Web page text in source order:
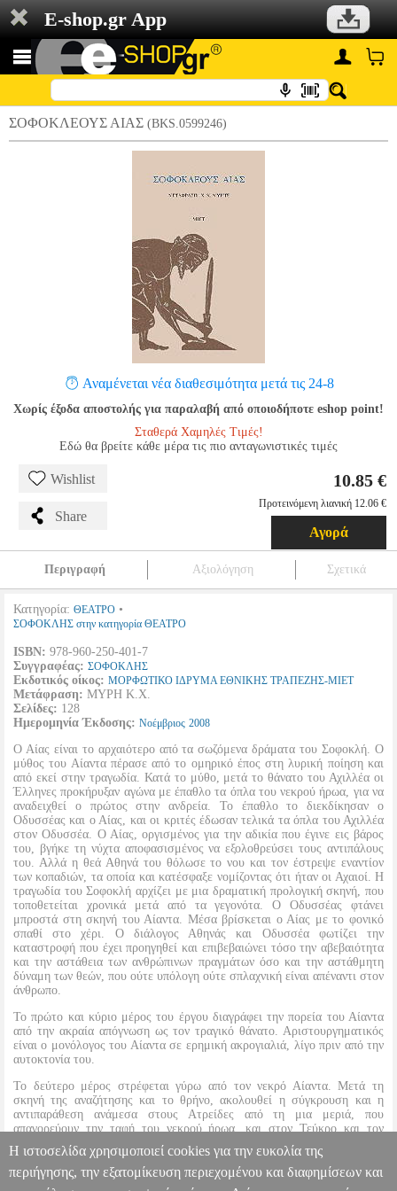
E-shop.gr App
ΣΟΦΟΚΛΕΟΥΣ ΑΙΑΣ (BKS.0599246)
Αναμένεται νέα διαθεσιμότητα μετά τις 24-8
Χωρίς έξοδα αποστολής για παραλαβή από οποιοδήποτε eshop point!
Σταθερά Χαμηλές Τιμές!
Εδώ θα βρείτε κάθε μέρα τις πιο ανταγωνιστικές τιμές
Wishlist
Share
10.85 €
Προτεινόμενη λιανική 12.06 €
Αγορά
Περιγραφή Αξιολόγηση Σχετικά
Κατηγορία: ΘΕΑΤΡΟ •
ΣΟΦΟΚΛΗΣ στην κατηγορία ΘΕΑΤΡΟ
ISBN: 978-960-250-401-7
Συγγραφέας: ΣΟΦΟΚΛΗΣ
Εκδοτικός οίκος: ΜΟΡΦΩΤΙΚΟ ΙΔΡΥΜΑ ΕΘΝΙΚΗΣ ΤΡΑΠΕΖΗΣ-ΜΙΕΤ
Μετάφραση: ΜΥΡΗ Κ.Χ.
Σελίδες: 128
Ημερομηνία Έκδοσης: Νοέμβριος 2008
Ο Αίας είναι το αρχαιότερο από τα σωζόμενα δράματα του Σοφοκλή. Ο
μύθος του Αίαντα πέρασε από το ομηρικό έπος στη λυρική ποίηση και
από εκεί στην τραγωδία. Κατά το μύθο, μετά το θάνατο του Αχιλλέα οι
Έλληνες προκήρυξαν αγώνα με έπαθλο τα όπλα του νεκρού ήρωα, για να
αναδειχθεί ο πρώτος στην ανδρεία. Το έπαθλο το διεκδίκησαν ο
Οδυσσέας και ο Αίας, και οι κριτές έδωσαν τελικά τα όπλα του Αχιλλέα
στον Οδυσσέα. Ο Αίας, οργισμένος για την αδικία που έγινε εις βάρος
του, βγήκε τη νύχτα αποφασισμένος να εξολοθρεύσει τους αντιπάλους
του. Αλλά η θεά Αθηνά του θόλωσε το νου και τον έστρεψε εναντίον
των κοπαδιών, τα οποία και κατέσφαξε νομίζοντας ότι ήταν οι Αχαιοί. Η
τραγωδία του Σοφοκλή αρχίζει με μια δραματική προλογική σκηνή, που
τοποθετείται χρονικά μετά από τα γεγονότα. Ο Οδυσσέας φτάνει
μπροστά στη σκηνή του Αίαντα. Μέσα βρίσκεται ο Αίας με το φονικό
σπαθί στο χέρι. Ο διάλογος Αθηνάς και Οδυσσέα φωτίζει την
καταστροφή που έχει προηγηθεί και επιβεβαιώνει τόσο την αβεβαιότητα
και την αστάθεια των ανθρώπινων πραγμάτων όσο και την αστάθμητη
δύναμη των θεών, που ούτε υπόλογη ούτε σπλαχνική είναι απέναντι στον
άνθρωπο.
Το πρώτο και κύριο μέρος του έργου διαγράφει την πορεία του Αίαντα
από την ακραία απόγνωση ως τον τραγικό θάνατο. Αριστουργηματικός
είναι ο μονόλογος του Αίαντα σε ερημική ακρογιαλιά, λίγο πριν από την
αυτοκτονία του.
Το δεύτερο μέρος στρέφεται γύρω από τον νεκρό Αίαντα. Μετά τη
σκηνή της αναζήτησης και το θρήνο, ακολουθεί η σύγκρουση και η
αντιπαράθεση ανάμεσα στους Ατρείδες από τη μια μεριά, που
απαγορεύουν την ταφή του νεκρού ήρωα, και στον Τεύκρο και τον
Οδυσσέα από την άλλη, ο οποίος και κατορθώνει τελικά να πείσει τους
Ατρείδες να επιτρέψουν την ταφή.
Η ιστοσελίδα χρησιμοποιεί cookies για την ευκολία της
περιήγησης, την εξατομίκευση περιεχομένου και διαφημίσεων και